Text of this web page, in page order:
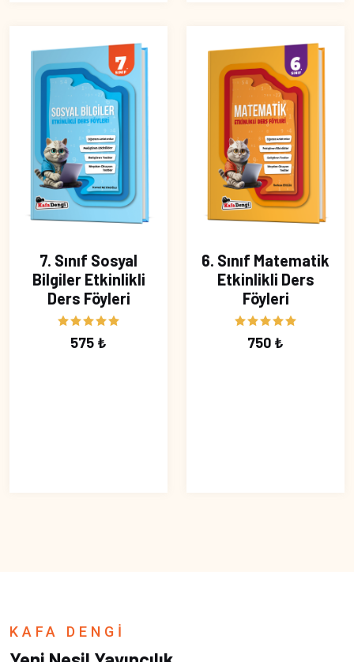
7. Sınıf Sosyal
Bilgiler Etkinlikli
Ders Föyleri
575 ₺
6. Sınıf Matematik
Etkinlikli Ders
Föyleri
750 ₺
KAFA DENGİ